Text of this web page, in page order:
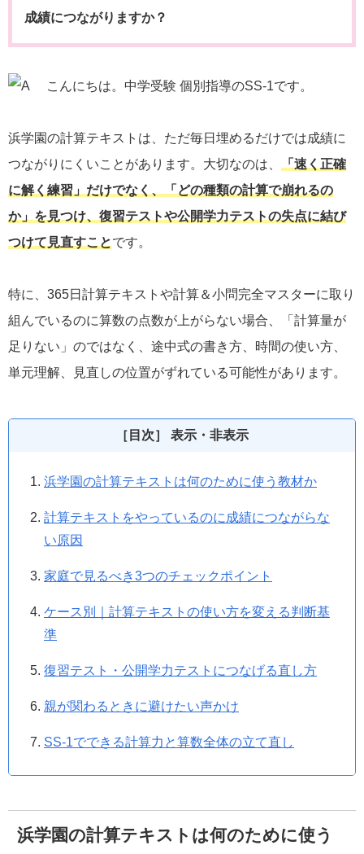
成績につながりますか？
こんにちは。中学受験 個別指導のSS-1です。
浜学園の計算テキストは、ただ毎日埋めるだけでは成績に
つながりにくいことがあります。大切なのは、
「速く正確
に解く練習」だけでなく、「どの種類の計算で崩れるの
か」を見つけ、復習テストや公開学力テストの失点に結び
つけて見直すことです。
特に、365日計算テキストや計算＆小問完全マスターに取り
組んでいるのに算数の点数が上がらない場合、「計算量が
足りない」のではなく、途中式の書き方、時間の使い方、
単元理解、見直しの位置がずれている可能性があります。
［目次］ 表示・非表示
浜学園の計算テキストは何のために使う教材か
計算テキストをやっているのに成績につながらな
い原因
家庭で見るべき3つのチェックポイント
ケース別｜計算テキストの使い方を変える判断基
準
復習テスト・公開学力テストにつなげる直し方
親が関わるときに避けたい声かけ
SS-1でできる計算力と算数全体の立て直し
浜学園の計算テキストは何のために使う